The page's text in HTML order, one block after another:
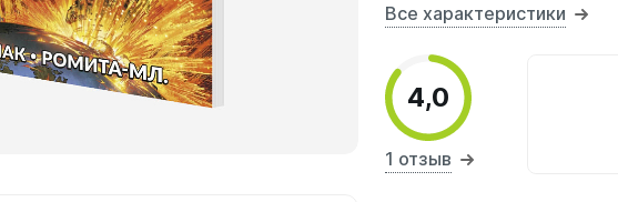
Все характеристики
4,0
1 отзыв